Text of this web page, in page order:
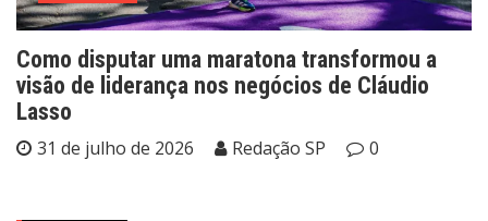
Como disputar uma maratona transformou a
visão de liderança nos negócios de Cláudio
Lasso
31 de julho de 2026 Redação SP 0